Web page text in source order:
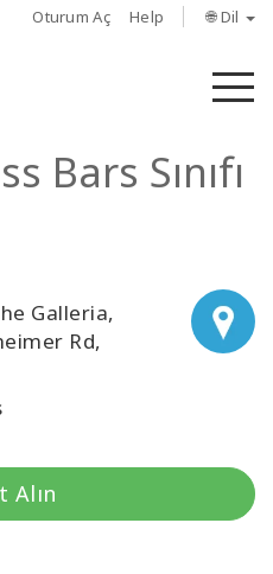
Oturum Aç Help 🌐 Dil
Bars Sınıfı
Galleria,
Rd,
Alın